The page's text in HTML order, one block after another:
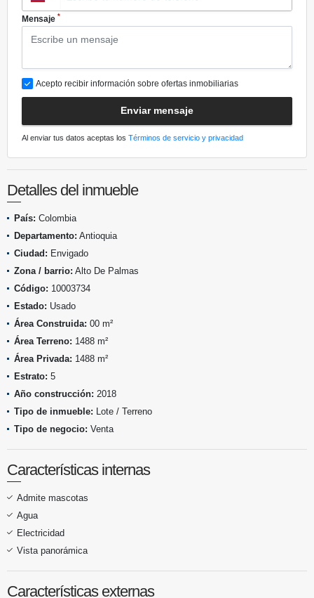
Mensaje *
Acepto recibir información sobre ofertas inmobiliarias
Enviar mensaje
Al enviar tus datos aceptas los Términos de servicio y privacidad
Detalles del inmueble
País: Colombia
Departamento: Antioquia
Ciudad: Envigado
Zona / barrio: Alto De Palmas
Código: 10003734
Estado: Usado
Área Construida: 00 m²
Área Terreno: 1488 m²
Área Privada: 1488 m²
Estrato: 5
Año construcción: 2018
Tipo de inmueble: Lote / Terreno
Tipo de negocio: Venta
Características internas
Admite mascotas
Agua
Electricidad
Vista panorámica
Características externas